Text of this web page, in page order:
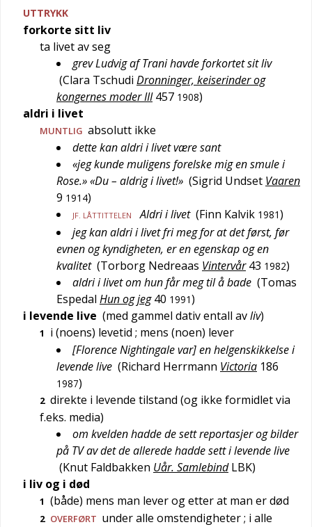
UTTRYKK
forkorte sitt liv
ta livet av seg
grev Ludvig af Trani havde forkortet sit liv
(Clara Tschudi Dronninger, keiserinder og
kongernes moder III 457 1908)
aldri i livet
MUNTLIG absolutt ikke
dette kan aldri i livet være sant
«jeg kunde muligens forelske mig en smule i
Rose.» «Du – aldrig i livet!» (Sigrid Undset Vaaren
9 1914)
JF. LÅTTITTELEN Aldri i livet (Finn Kalvik 1981)
jeg kan aldri i livet fri meg for at det først, før
evnen og kyndigheten, er en egenskap og en
kvalitet (Torborg Nedreaas Vintervår 43 1982)
aldri i livet om hun får meg til å bade (Tomas
Espedal Hun og jeg 40 1991)
i levende live (med gammel dativ entall avliv)
1 i (noens) levetid ; mens (noen) lever
[Florence Nightingale var] en helgenskikkelse i
levende live (Richard Herrmann Victoria 186
1987)
2 direkte i levende tilstand (og ikke formidlet via
f.eks. media)
om kvelden hadde de sett reportasjer og bilder
på TV av det de allerede hadde sett i levende live
(Knut Faldbakken Uår. Samlebind LBK)
i liv og i død
1 (både) mens man lever og etter at man er død
2 OVERFØRT under alle omstendigheter; i alle